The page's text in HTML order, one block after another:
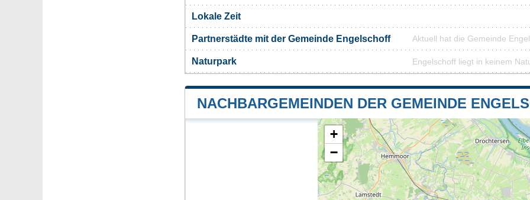
Lokale Zeit
Partnerstädte mit der Gemeinde Engelschoff Aktuell hat die Gemeinde
Naturpark Engelschoff liegt in keinem
NACHBARGEMEINDEN DER GEMEINDE
+
−